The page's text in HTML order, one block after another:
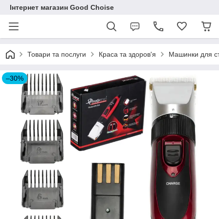
Інтернет магазин Good Choise
Товари та послуги Краса та здоров'я Машинки для
–30%